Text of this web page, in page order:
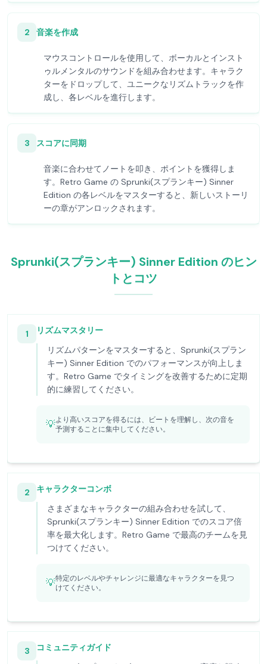
2 音楽を作成
マウスコントロールを使用して、ボーカルとインスト
ゥルメンタルのサウンドを組み合わせます。キャラク
ターをドロップして、ユニークなリズムトラックを作
成し、各レベルを進行します。
3 スコアに同期
音楽に合わせてノートを叩き、ポイントを獲得しま
す。Retro Game の Sprunki(スプランキー) Sinner
Edition の各レベルをマスターすると、新しいストーリ
ーの章がアンロックされます。
Sprunki(スプランキー) Sinner Edition のヒン
トとコツ
1
リズムマスタリー
リズムパターンをマスターすると、Sprunki(スプラン
キー) Sinner Edition でのパフォーマンスが向上しま
す。Retro Game でタイミングを改善するために定期
的に練習してください。
💡より高いスコアを得るには、ビートを理解し、次の音を
予測することに集中してください。
2
キャラクターコンボ
さまざまなキャラクターの組み合わせを試して、
Sprunki(スプランキー) Sinner Edition でのスコア倍
率を最大化します。Retro Game で最高のチームを見
つけてください。
💡特定のレベルやチャレンジに最適なキャラクターを見つ
けてください。
3
コミュニティガイド